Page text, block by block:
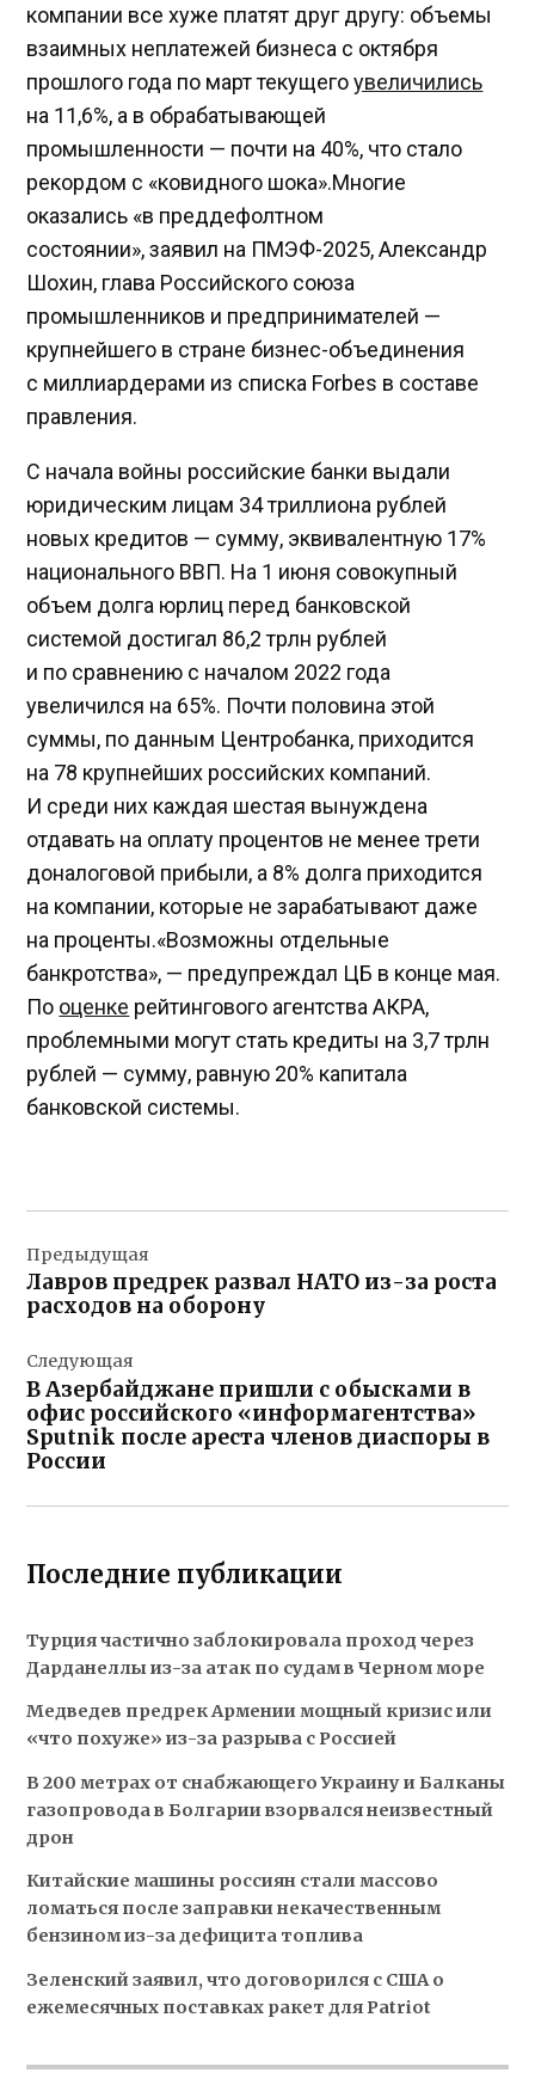
компании все хуже платят друг другу: объемы
взаимных неплатежей бизнеса с октября
прошлого года по март текущегоувеличились
на 11,6%, а в обрабатывающей
промышленности — почти на 40%, что стало
рекордом с «ковидного шока».Многие
оказались «в преддефолтном
состоянии», заявил на ПМЭФ-2025, Александр
Шохин, глава Российского союза
промышленников и предпринимателей —
крупнейшего в стране бизнес-объединения
с миллиардерами из списка Forbes в составе
правления.
С начала войны российские банки выдали
юридическим лицам 34 триллиона рублей
новых кредитов — сумму, эквивалентную 17%
национального ВВП. На 1 июня совокупный
объем долга юрлиц перед банковской
системой достигал 86,2 трлн рублей
и по сравнению с началом 2022 года
увеличился на 65%. Почти половина этой
суммы, по данным Центробанка, приходится
на 78 крупнейших российских компаний.
И среди них каждая шестая вынуждена
отдавать на оплату процентов не менее трети
доналоговой прибыли, а 8% долга приходится
на компании, которые не зарабатывают даже
на проценты.«Возможны отдельные
банкротства», — предупреждал ЦБ в конце мая.
По оценке рейтингового агентства АКРА,
проблемными могут стать кредиты на 3,7 трлн
рублей — сумму, равную 20% капитала
банковской системы.
по
записям
Предыдущая
Лавров предрек развал НАТО из-за роста
расходов на оборону
Следующая
В Азербайджане пришли с обысками в
офис российского «информагентства»
Sputnik после ареста членов диаспоры в
России
Последние публикации
Турция частично заблокировала проход через
Дарданеллы из-за атак по судам в Черном море
Медведев предрек Армении мощный кризис или
«что похуже» из-за разрыва с Россией
В 200 метрах от снабжающего Украину и Балканы
газопровода в Болгарии взорвался неизвестный
дрон
Китайские машины россиян стали массово
ломаться после заправки некачественным
бензином из-за дефицита топлива
Зеленский заявил, что договорился с США о
ежемесячных поставках ракет для Patriot